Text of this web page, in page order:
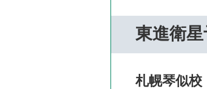
東進衛
札幌琴似校